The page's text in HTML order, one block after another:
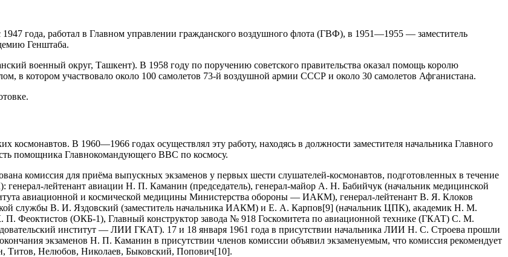
года, работал в Главном управлении гражданского воздушного флота (ГВФ), в 1951—1955 — заместитель
Генштаба.
военный округ, Ташкент). В 1958 году по поручению советского правительства оказал помощь королю
в котором участвовало около 100 самолетов 73-й воздушной армии СССР и около 30 самолетов Афганистана.
космонавтов. В 1960—1966 годах осуществлял эту работу, находясь в должности заместителя начальника Главного
помощника Главнокомандующего ВВС по космосу.
комиссия для приёма выпускных экзаменов у первых шести слушателей-космонавтов, подготовленных в течение
лейтенант авиации Н. П. Каманин (председатель), генерал-майор А. Н. Бабийчук (начальник медицинской
авиационной и космической медицины Министерства обороны — ИАКМ), генерал-лейтенант В. Я. Клоков
службы В. И. Яздовский (заместитель начальника ИАКМ) и Е. А. Карпов[9] (начальник ЦПК), академик Н. М.
Феоктистов (ОКБ-1), Главный конструктор завода № 918 Госкомитета по авиационной технике (ГКАТ) С. М.
институт — ЛИИ ГКАТ). 17 и 18 января 1961 года в присутствии начальника ЛИИ Н. С. Строева прошли
экзаменов Н. П. Каманин в присутствии членов комиссии объявил экзаменуемым, что комиссия рекомендует
Титов, Нелюбов, Николаев, Быковский, Попович[10].